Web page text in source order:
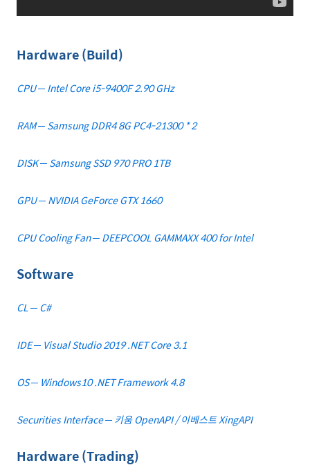
Hardware (Build)
CPU ─ Intel Core i5-9400F 2.90 GHz
RAM ─ Samsung DDR4 8G PC4-21300 * 2
DISK ─ Samsung SSD 970 PRO 1TB
GPU ─ NVIDIA GeForce GTX 1660
CPU Cooling Fan ─ DEEPCOOL GAMMAXX 400 for Intel
Software
CL ─ C#
IDE ─ Visual Studio 2019 .NET Core 3.1
OS ─ Windows10 .NET Framework 4.8
Securities Interface ─ 키움 OpenAPI / 이베스트 XingAPI
Hardware (Trading)